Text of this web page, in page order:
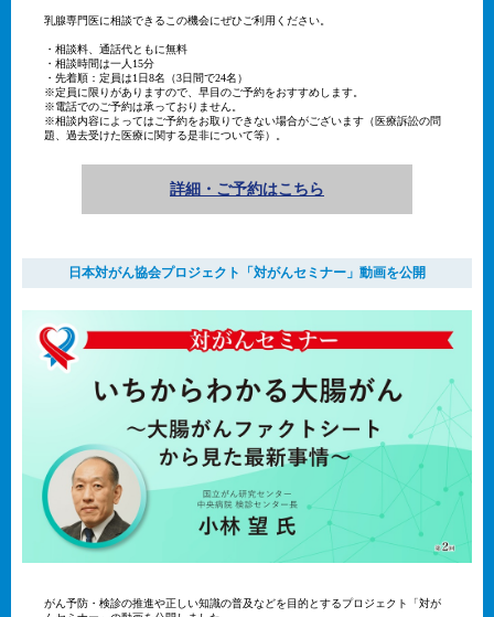
乳腺専門医に相談できるこの機会にぜひご利用ください。
・相談料、通話代ともに無料
・相談時間は一人15分
・先着順：定員は1日8名（3日間で24名）
※定員に限りがありますので、早目のご予約をおすすめします。
※電話でのご予約は承っておりません。
※相談内容によってはご予約をお取りできない場合がございます（医療訴訟の問
題、過去受けた医療に関する是非について等）。
詳細・ご予約はこちら
日本対がん協会プロジェクト「対がんセミナー」動画を公開
がん予防・検診の推進や正しい知識の普及などを目的とするプロジェクト「対が